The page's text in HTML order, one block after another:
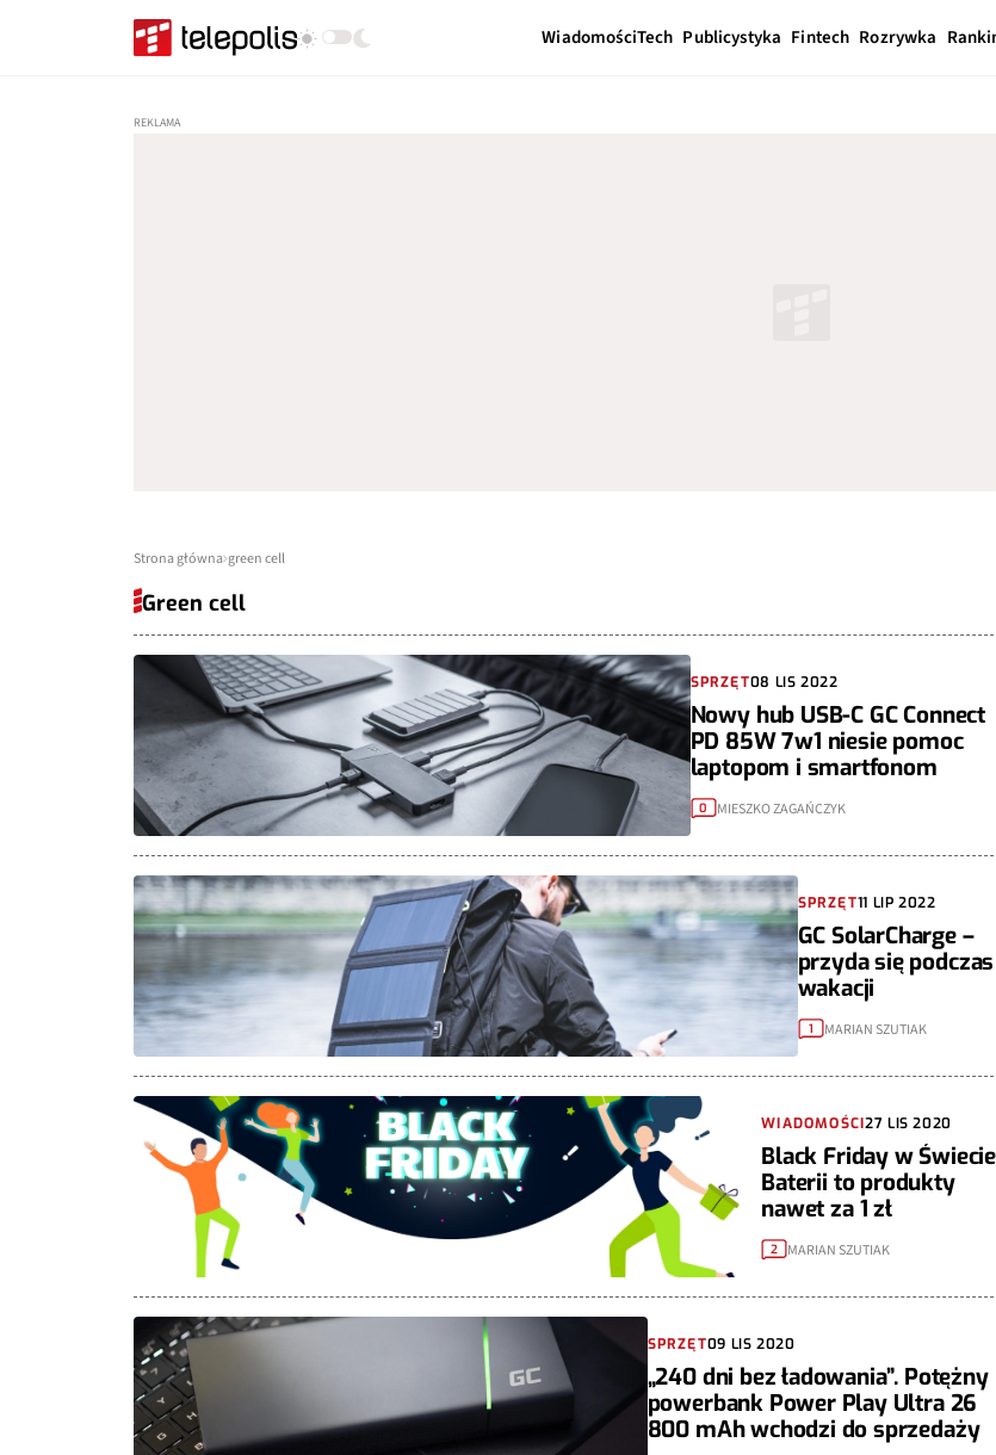
WiadomościTech Publicystyka Fintech Rozrywka
Strona główna green cell
Green cell
SPRZĘT08 LIS 2022
Nowy hub USB-C GC Connect
PD 85W 7w1 niesie pomoc
laptopom i smartfonom
0 MIESZKO ZAGAŃCZYK
SPRZĘT11 LIP 2022
GC SolarCharge –
przyda się podczas
wakacji
1 MARIAN SZUTIAK
WIADOMOŚCI27 LIS 2020
Black Friday w Świecie
Baterii to produkty
nawet za 1 zł
2 MARIAN SZUTIAK
SPRZĘT09 LIS 2020
„240 dni bez ładowania”. Potężny
powerbank Power Play Ultra 26
800 mAh wchodzi do sprzedaży